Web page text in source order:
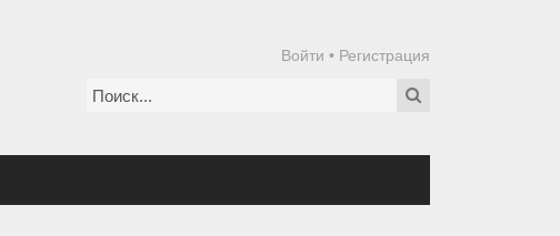
Войти • Регистрация